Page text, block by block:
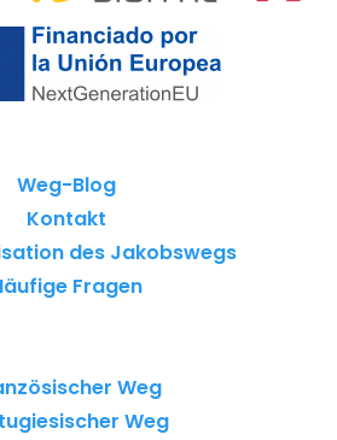
Weg-Blog
Kontakt
des Jakobswegs
Fragen
Weg
Weg